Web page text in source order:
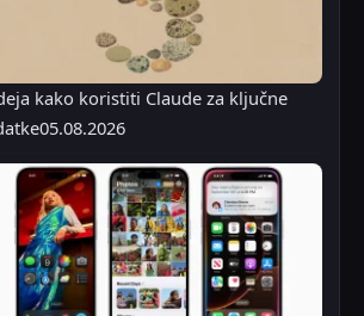
kako koristiti Claude za ključne
05.08.2026